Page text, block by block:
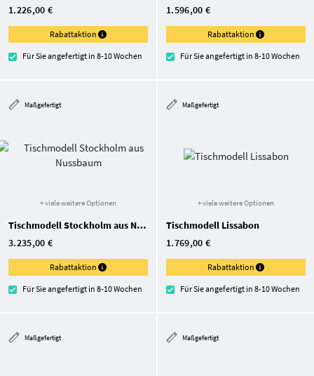
1.226,00 €
Rabattaktion
Für Sie angefertigt in 8-10 Wochen
1.596,00 €
Rabattaktion
Für Sie angefertigt in 8-10 Wochen
Maßgefertigt
+ viele weitere Optionen
Tischmodell Stockholm aus Nussbaum
3.235,00 €
Rabattaktion
Für Sie angefertigt in 8-10 Wochen
Maßgefertigt
+ viele weitere Optionen
Tischmodell Lissabon
1.769,00 €
Rabattaktion
Für Sie angefertigt in 8-10 Wochen
Maßgefertigt Maßgefertigt